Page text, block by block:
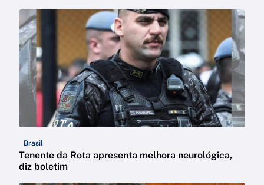
Brasil
Tenente da Rota apresenta melhora neurológica,
diz boletim